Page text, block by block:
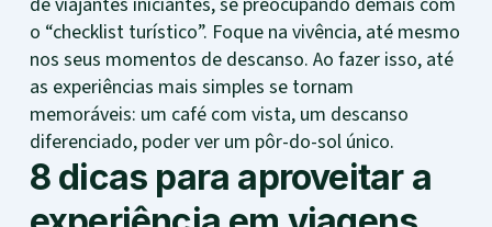
o “checklist turístico”. Foque na vivência, até mesmo
nos seus momentos de descanso. Ao fazer isso, até
as experiências mais simples se tornam
memoráveis: um café com vista, um descanso
diferenciado, poder ver um pôr-do-sol único.
8 dicas para aproveitar a